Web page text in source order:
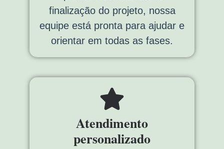
finalização do projeto, nossa
equipe está pronta para ajudar e
orientar em todas as fases.
Atendimento
personalizado